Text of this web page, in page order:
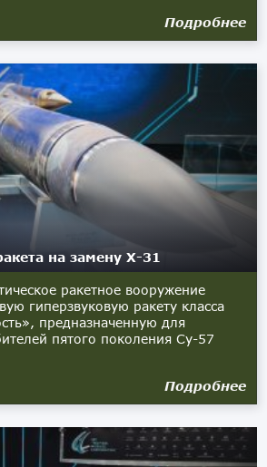
Подробнее
на замену Х-31
ракетное вооружение
гиперзвуковую ракету класса
предназначенную для
пятого поколения Су-57
Подробнее